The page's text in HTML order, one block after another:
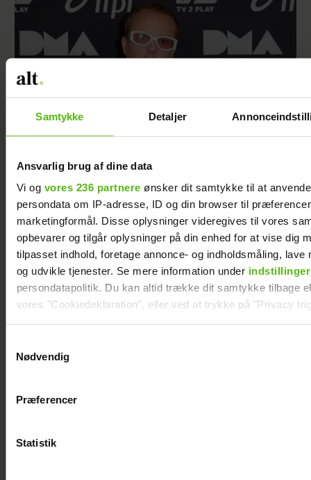
Samtykke Detaljer
Ansvarlig brug af dine data
Vi og vores 236 partnere ønsker dit samtykke til at
persondata om IP-adresse, ID og din browser til
marketingformål. Disse oplysninger videregives til vores
opbevarer og tilgår oplysninger på din enhed for at vise dig
tilpasset indhold, foretage annonce- og indholdsmåling, lave
og udvikle tjenester. Se mere information under indstillinger
persondatapolitik. Du kan altid trække dit samtykke tilbage
vores "Cookiedeklaration", eller ved at trykke på "Privacy
Vi anvender egne cookies og cookies fra tredjeparter til at
generere statistik og huske dine præferencer samt til brug
Nødvendig
Præferencer
Statistik
Andreas Odbjerg afslører stor beslutning:
Slut efter to år
opsigt i nyt job